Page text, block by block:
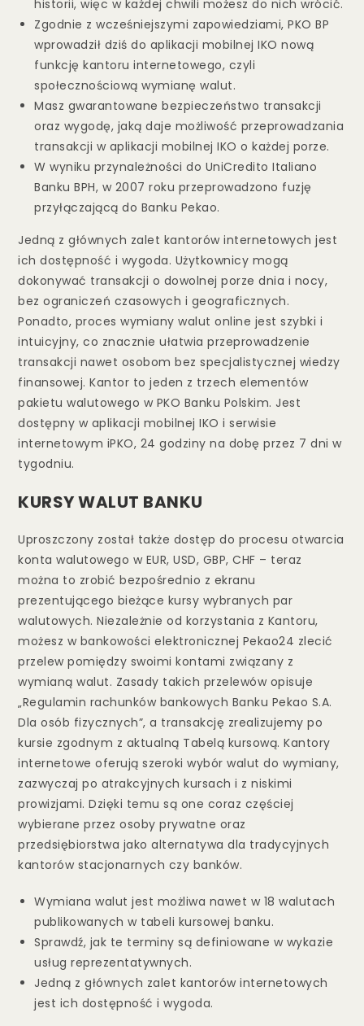
historii, więc w każdej chwili możesz do nich wrócić.
Zgodnie z wcześniejszymi zapowiedziami, PKO BP
wprowadził dziś do aplikacji mobilnej IKO nową
funkcję kantoru internetowego, czyli
społecznościową wymianę walut.
Masz gwarantowane bezpieczeństwo transakcji
oraz wygodę, jaką daje możliwość przeprowadzania
transakcji w aplikacji mobilnej IKO o każdej porze.
W wyniku przynależności do UniCredito Italiano
Banku BPH, w 2007 roku przeprowadzono fuzję
przyłączającą do Banku Pekao.
Jedną z głównych zalet kantorów internetowych jest
ich dostępność i wygoda. Użytkownicy mogą
dokonywać transakcji o dowolnej porze dnia i nocy,
bez ograniczeń czasowych i geograficznych.
Ponadto, proces wymiany walut online jest szybki i
intuicyjny, co znacznie ułatwia przeprowadzenie
transakcji nawet osobom bez specjalistycznej wiedzy
finansowej. Kantor to jeden z trzech elementów
pakietu walutowego w PKO Banku Polskim. Jest
dostępny w aplikacji mobilnej IKO i serwisie
internetowym iPKO, 24 godziny na dobę przez 7 dni w
tygodniu.
KURSY WALUT BANKU
Uproszczony został także dostęp do procesu otwarcia
konta walutowego w EUR, USD, GBP, CHF – teraz
można to zrobić bezpośrednio z ekranu
prezentującego bieżące kursy wybranych par
walutowych. Niezależnie od korzystania z Kantoru,
możesz w bankowości elektronicznej Pekao24 zlecić
przelew pomiędzy swoimi kontami związany z
wymianą walut. Zasady takich przelewów opisuje
„Regulamin rachunków bankowych Banku Pekao S.A.
Dla osób fizycznych”, a transakcję zrealizujemy po
kursie zgodnym z aktualną Tabelą kursową. Kantory
internetowe oferują szeroki wybór walut do wymiany,
zazwyczaj po atrakcyjnych kursach i z niskimi
prowizjami. Dzięki temu są one coraz częściej
wybierane przez osoby prywatne oraz
przedsiębiorstwa jako alternatywa dla tradycyjnych
kantorów stacjonarnych czy banków.
Wymiana walut jest możliwa nawet w 18 walutach
publikowanych w tabeli kursowej banku.
Sprawdź, jak te terminy są definiowane w wykazie
usług reprezentatywnych.
Jedną z głównych zalet kantorów internetowych
jest ich dostępność i wygoda.